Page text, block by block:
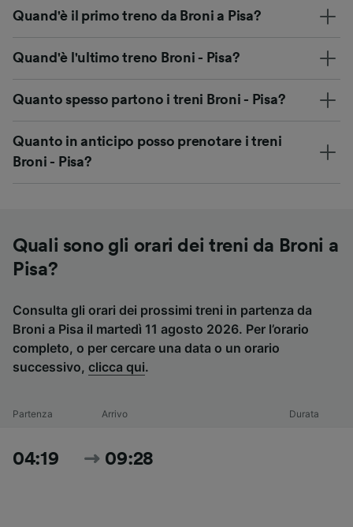
Quand'è il primo treno da Broni a Pisa?
Quand'è l'ultimo treno Broni - Pisa?
Quanto spesso partono i treni Broni - Pisa?
Quanto in anticipo posso prenotare i treni
Broni - Pisa?
Quali sono gli orari dei treni da Broni a
Pisa?
Consulta gli orari dei prossimi treni in partenza da
Broni a Pisa il martedì 11 agosto 2026. Per l’orario
completo, o per cercare una data o un orario
successivo, clicca qui.
Partenza Arrivo Durata
04:19 09:28